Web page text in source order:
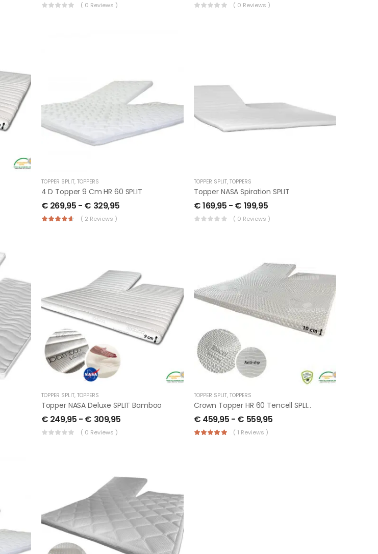
( 0 Reviews ) ( 0 Reviews )
TOPPER SPLIT, TOPPERS
4 D Topper 9 Cm HR 60 SPLIT
€ 269,95 - € 329,95
( 2 Reviews )
TOPPER SPLIT, TOPPERS
Topper NASA Spiration SPLIT
€169,95 - € 199,95
( 0 Reviews )
TOPPER SPLIT, TOPPERS
Topper NASA Deluxe SPLIT Bamboo
€ 249,95 - € 309,95
( 0 Reviews )
TOPPER SPLIT, TOPPERS
Crown Topper HR 60 Tencell SPLIT Met Anti-Slip LLQ
€ 459,95 - € 559,95
( 1 Reviews )